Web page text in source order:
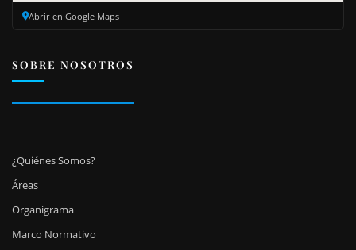
Abrir en Google Maps
SOBRE NOSOTROS
¿Quiénes Somos?
Áreas
Organigrama
Marco Normativo